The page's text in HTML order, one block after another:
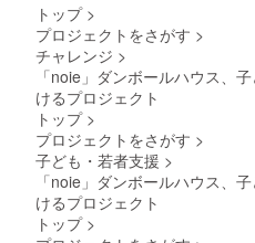
トップ >
プロジェクトをさがす >
チャレンジ >
「noie」ダンボールハウス、
けるプロジェクト
トップ >
プロジェクトをさがす >
子ども・若者支援 >
「noie」ダンボールハウス、
けるプロジェクト
トップ >